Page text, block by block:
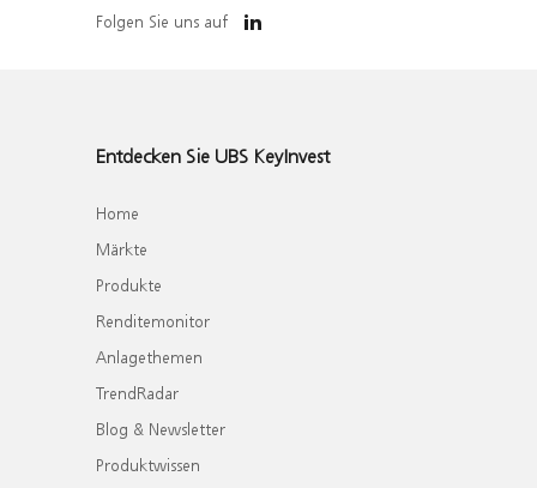
Folgen Sie uns auf
Entdecken Sie UBS KeyInvest
Home
Märkte
Produkte
Renditemonitor
Anlagethemen
TrendRadar
Blog & Newsletter
Produktwissen